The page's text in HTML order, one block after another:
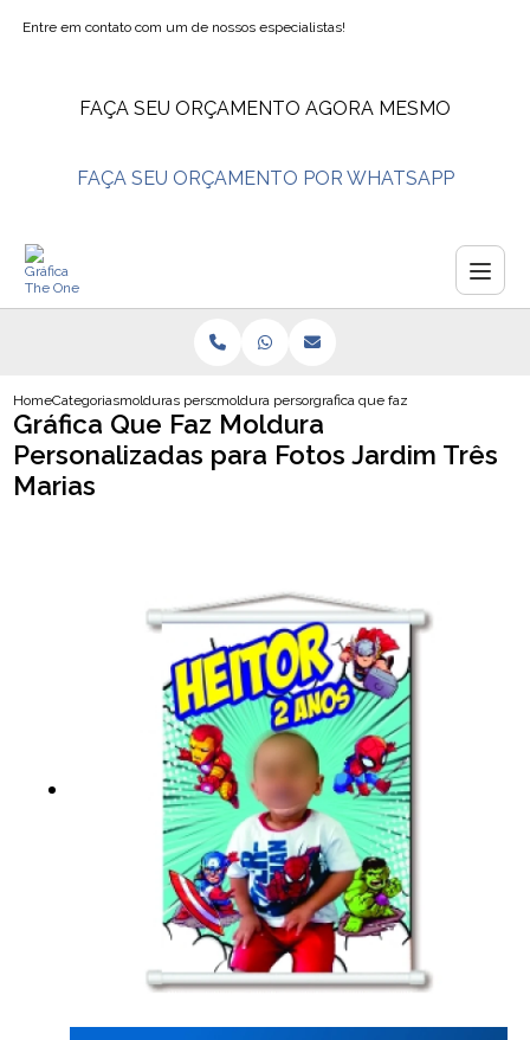
Entre em contato com um de nossos especialistas!
FAÇA SEU ORÇAMENTO AGORA MESMO
FAÇA SEU ORÇAMENTO POR WHATSAPP
HomeCategoriasmolduras personalizadasmoldura personalizadas para fotos
grafica que faz moldura
Gráfica Que Faz Moldura
Personalizadas para Fotos Jardim Três
Marias